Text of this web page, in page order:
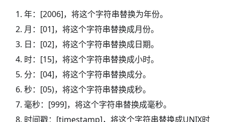
年：[2006]，将这个字符串替换为年份。
月：[01]，将这个字符串替换成月份。
日：[02]，将这个字符串替换成日期。
时：[15]，将这个字符串替换成小时。
分：[04]，将这个字符串替换成分。
秒：[05)，将这个字符串替换成秒。
毫秒：[999]，将这个字符串替换成毫秒。
时间戳：[timestamp]，将这个字符串替换成UNIX时